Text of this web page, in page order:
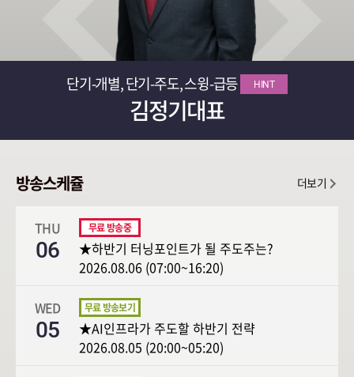
단기-개별, 단기-주도, 스윙-급등 HINT
김정기대표
방송스케쥴 더보기
THU
06
★하반기 터닝포인트가 될 주도주는?
2026.08.06 (07:00~16:20)
WED
05
★AI인프라가 주도할 하반기 전략
2026.08.05 (20:00~05:20)